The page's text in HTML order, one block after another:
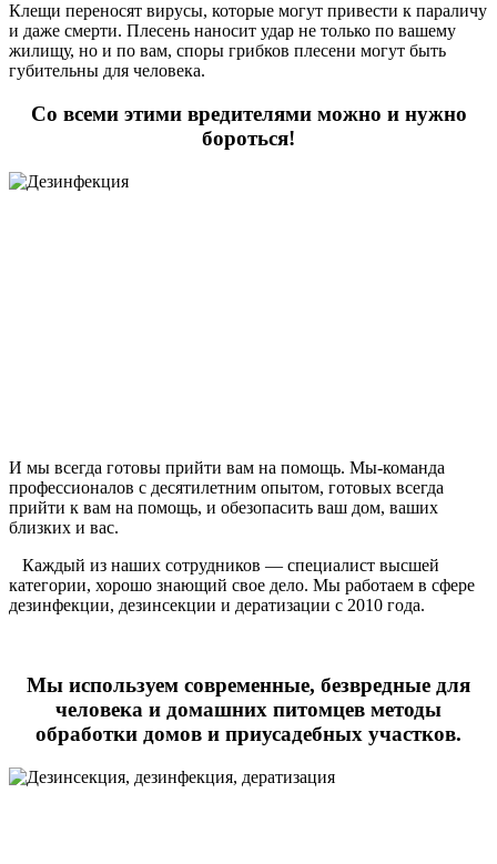
Клещи переносят вирусы, которые могут привести к параличу
и даже смерти. Плесень наносит удар не только по вашему
жилищу, но и по вам, споры грибков плесени могут быть
губительны для человека.
Со всеми этими вредителями можно и нужно
бороться!
И мы всегда готовы прийти вам на помощь. Мы-команда
профессионалов с десятилетним опытом, готовых всегда
прийти к вам на помощь, и обезопасить ваш дом, ваших
близких и вас.
Каждый из наших сотрудников — специалист высшей
категории, хорошо знающий свое дело. Мы работаем в сфере
дезинфекции, дезинсекции и дератизации с 2010 года.
Мы используем современные, безвредные для
человека и домашних питомцев методы
обработки домов и приусадебных участков.